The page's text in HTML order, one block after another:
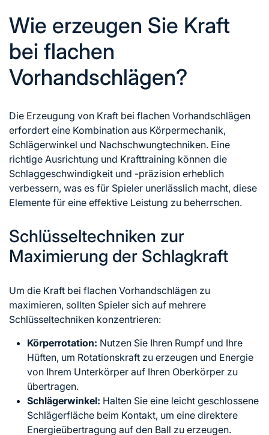
Wie erzeugen Sie Kraft
bei flachen
Vorhandschlägen?
Die Erzeugung von Kraft bei flachen Vorhandschlägen
erfordert eine Kombination aus Körpermechanik,
Schlägerwinkel und Nachschwungtechniken. Eine
richtige Ausrichtung und Krafttraining können die
Schlaggeschwindigkeit und -präzision erheblich
verbessern, was es für Spieler unerlässlich macht, diese
Elemente für eine effektive Leistung zu beherrschen.
Schlüsseltechniken zur
Maximierung der Schlagkraft
Um die Kraft bei flachen Vorhandschlägen zu
maximieren, sollten Spieler sich auf mehrere
Schlüsseltechniken konzentrieren:
Körperrotation: Nutzen Sie Ihren Rumpf und Ihre
Hüften, um Rotationskraft zu erzeugen und Energie
von Ihrem Unterkörper auf Ihren Oberkörper zu
übertragen.
Schlägerwinkel: Halten Sie eine leicht geschlossene
Schlägerfläche beim Kontakt, um eine direktere
Energieübertragung auf den Ball zu erzeugen.